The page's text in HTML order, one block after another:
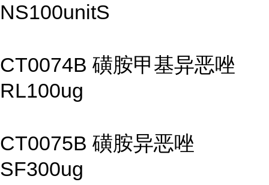
NS100unitS
CT0074B 磺胺甲基异恶唑
RL100ug
CT0075B 磺胺异恶唑
SF300ug